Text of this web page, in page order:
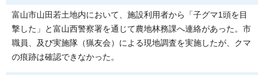
富山市山田若土地内において、施設利用者から「子グマ1頭を目
撃した」と富山西警察署を通じて農地林務課へ連絡があった。市
職員、及び実施隊（猟友会）による現地調査を実施したが、クマ
の痕跡は確認できなかった。